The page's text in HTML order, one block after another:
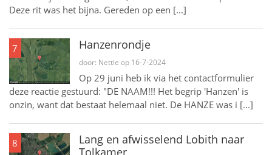
Deze rit was het bijna. Gereden op een [...]
7 Hanzenrondje
door: Nettie op 16-7-2024
Op 29 juni heb ik via het contactformulier
deze reactie gestuurd: "DE NAAM!!! Het begrip 'Hanzen' is
onzin, want dat bestaat helemaal niet. De HANZE was i [...]
8
Lang en afwisselend Lobith naar
Tolkamer